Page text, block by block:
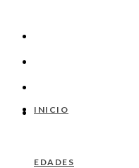
INICIO
EDADES